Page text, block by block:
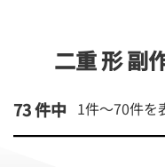
二重 形 副
73 件中 1件～70件を